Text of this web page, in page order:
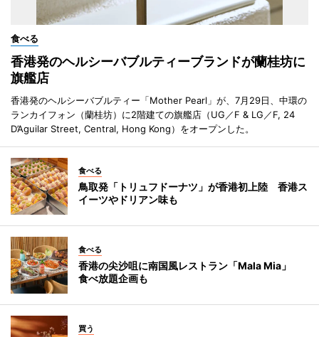
食べる
香港発のヘルシーバブルティーブランドが蘭桂坊に
旗艦店
香港発のヘルシーバブルティー「Mother Pearl」が、7月29日、中環の
ランカイフォン（蘭桂坊）に2階建ての旗艦店（UG／F & LG／F, 24
D’Aguilar Street, Central, Hong Kong）をオープンした。
食べる
鳥取発「トリュフドーナツ」が香港初上陸 香港ス
イーツやドリアン味も
食べる
香港の尖沙咀に南国風レストラン「Mala Mia」
食べ放題企画も
買う